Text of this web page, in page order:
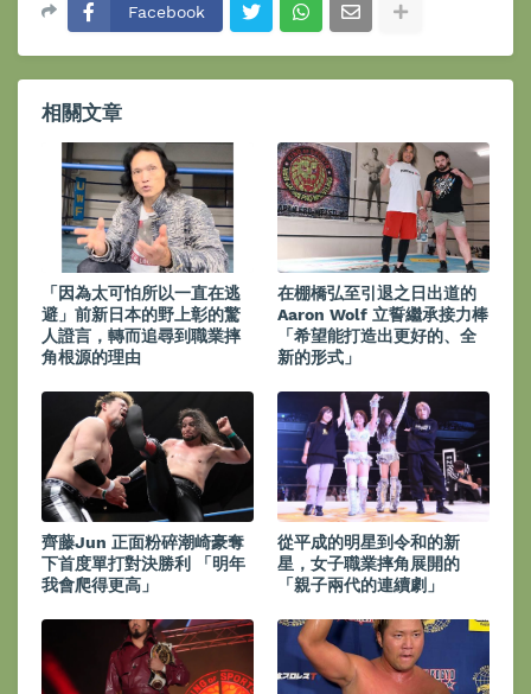
Facebook
相關文章
「因為太可怕所以一直在逃
避」前新日本的野上彰的驚
人證言，轉而追尋到職業摔
角根源的理由
在棚橋弘至引退之日出道的
Aaron Wolf 立誓繼承接力棒
「希望能打造出更好的、全
新的形式」
齊藤Jun 正面粉碎潮崎豪奪
下首度單打對決勝利 「明年
我會爬得更高」
從平成的明星到令和的新
星，女子職業摔角展開的
「親子兩代的連續劇」